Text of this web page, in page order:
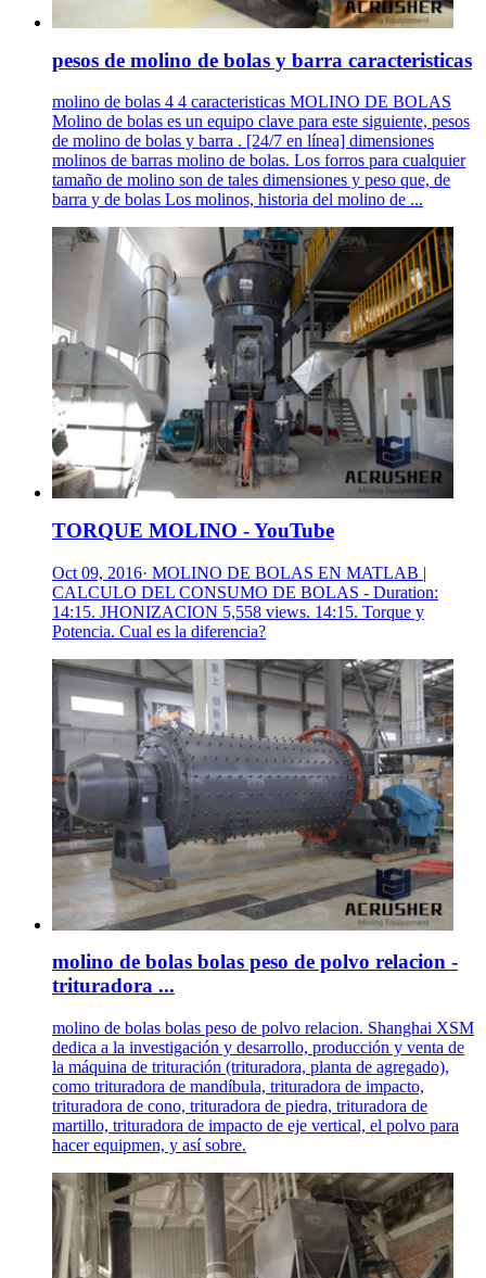
pesos de molino de bolas y barra caracteristicas
molino de bolas 4 4 caracteristicas MOLINO DE BOLAS
Molino de bolas es un equipo clave para este siguiente, pesos
de molino de bolas y barra . [24/7 en línea] dimensiones
molinos de barras molino de bolas. Los forros para cualquier
tamaño de molino son de tales dimensiones y peso que, de
barra y de bolas Los molinos, historia del molino de ...
TORQUE MOLINO - YouTube
Oct 09, 2016· MOLINO DE BOLAS EN MATLAB |
CALCULO DEL CONSUMO DE BOLAS - Duration:
14:15. JHONIZACION 5,558 views. 14:15. Torque y
Potencia. Cual es la diferencia?
molino de bolas bolas peso de polvo relacion -
trituradora ...
molino de bolas bolas peso de polvo relacion. Shanghai XSM
dedica a la investigación y desarrollo, producción y venta de
la máquina de trituración (trituradora, planta de agregado),
como trituradora de mandíbula, trituradora de impacto,
trituradora de cono, trituradora de piedra, trituradora de
martillo, trituradora de impacto de eje vertical, el polvo para
hacer equipmen, y así sobre.